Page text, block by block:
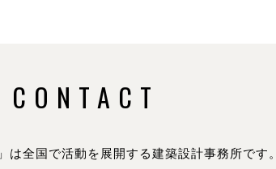
CONTACT
」は全国で活動を展開する建築設計事務所です。